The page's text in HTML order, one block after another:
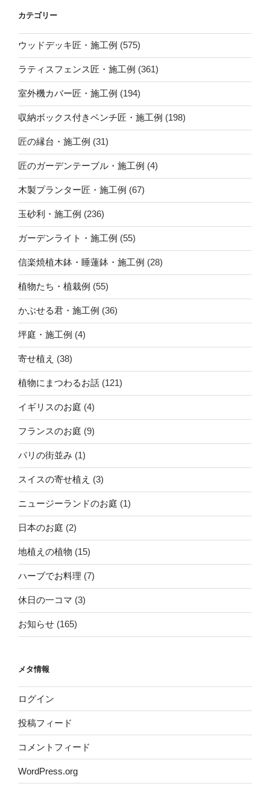
カテゴリー
ウッドデッキ匠・施工例 (575)
ラティスフェンス匠・施工例 (361)
室外機カバー匠・施工例 (194)
収納ボックス付きベンチ匠・施工例 (198)
匠の縁台・施工例 (31)
匠のガーデンテーブル・施工例 (4)
木製プランター匠・施工例 (67)
玉砂利・施工例 (236)
ガーデンライト・施工例 (55)
信楽焼植木鉢・睡蓮鉢・施工例 (28)
植物たち・植栽例 (55)
かぶせる君・施工例 (36)
坪庭・施工例 (4)
寄せ植え (38)
植物にまつわるお話 (121)
イギリスのお庭 (4)
フランスのお庭 (9)
パリの街並み (1)
スイスの寄せ植え (3)
ニュージーランドのお庭 (1)
日本のお庭 (2)
地植えの植物 (15)
ハーブでお料理 (7)
休日の一コマ (3)
お知らせ (165)
メタ情報
ログイン
投稿フィード
コメントフィード
WordPress.org